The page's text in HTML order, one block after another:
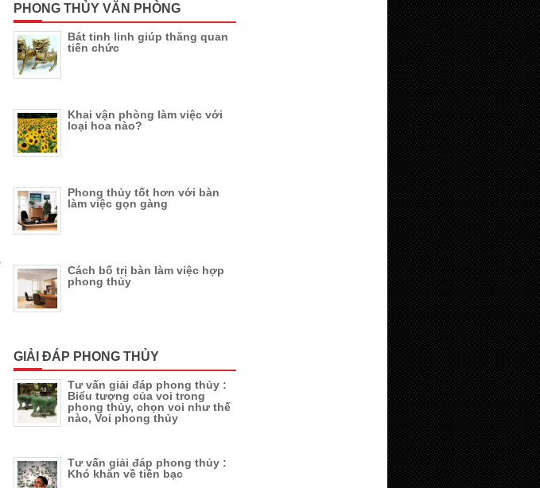
PHONG THỦY VĂN PHÒNG
Bát tinh linh giúp thăng quan
tiến chức
Khai vận phòng làm việc với
loại hoa nào?
Phong thủy tốt hơn với bàn
làm việc gọn gàng
Cách bố trị bàn làm việc hợp
phong thủy
GIẢI ĐÁP PHONG THỦY
Tư vấn giải đáp phong thủy :
Biểu tượng của voi trong
phong thủy, chọn voi như thế
nào, Voi phong thủy
Tư vấn giải đáp phong thủy :
Khó khăn về tiền bạc